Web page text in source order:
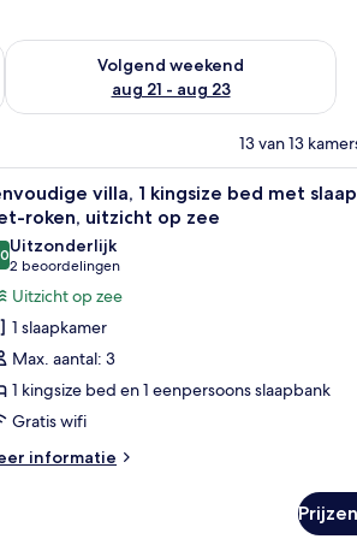
weekend aug 14 - aug 16
Volgend weekend
aug 21 - aug 23
De beschikbaarheid controleren voor
13 van 13
verduisterende gordijnen Een kamer met
4
villa, 1 kingsize bed met
roken, uitzicht op zee
van 10
Uitzonderlijk
2 beoordelingen
(2
beoordelingen)
Uitzicht op zee
1 slaapkamer
Max. aantal: 3
1 kingsize bed en 1 eenpersoons slaapbank
Gratis wifi
informatie